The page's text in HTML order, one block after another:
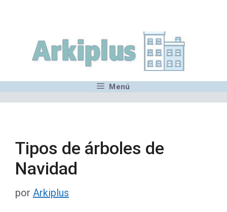
contenido
Menú
Tipos de árboles de
Navidad
por Arkiplus